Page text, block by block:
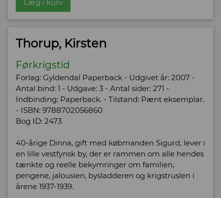
Læg i kurv
Thorup, Kirsten
Førkrigstid
Forlag: Gyldendal Paperback - Udgivet år: 2007 -
Antal bind: 1 - Udgave: 3 - Antal sider: 271 -
Indbinding: Paperback. - Tilstand: Pænt eksemplar.
- ISBN: 9788702056860
Bog ID: 2473
40-årige Dinna, gift med købmanden Sigurd, lever i
en lille vestfynsk by, der er rammen om alle hendes
tænkte og reelle bekymringer om familien,
pengene, jalousien, bysladderen og krigstruslen i
årene 1937-1939.